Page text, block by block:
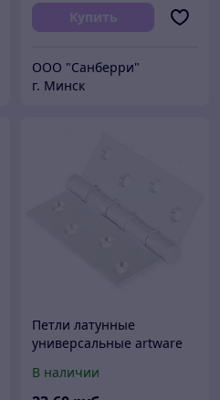
Купить
ООО "Санберри"
г. Минск
Петли латунные
универсальные artware
В наличии